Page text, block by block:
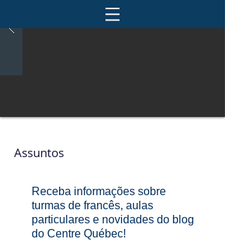
Assuntos
Receba informações sobre
turmas de francês, aulas
particulares e novidades do blog
do Centre Québec!